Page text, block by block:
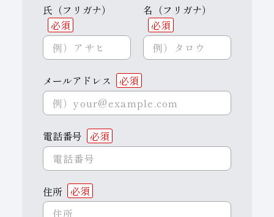
氏（フリガナ）
必須
名（フリガナ）
必須
メールアドレス 必須
電話番号 必須
住所 必須